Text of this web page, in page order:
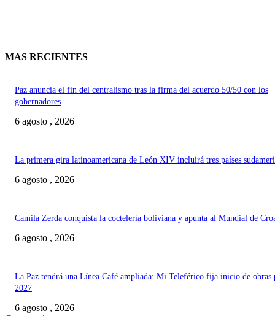
MAS RECIENTES
Paz anuncia el fin del centralismo tras la firma del acuerdo 50/50 con los
gobernadores
6 agosto , 2026
La primera gira latinoamericana de León XIV incluirá tres países
6 agosto , 2026
Camila Zerda conquista la coctelería boliviana y apunta al Mundial de
6 agosto , 2026
La Paz tendrá una Línea Café ampliada: Mi Teleférico fija inicio de obras
2027
6 agosto , 2026